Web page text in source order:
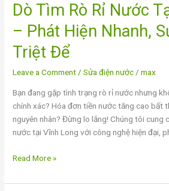
Dò Tìm Rò Rỉ Nước
– Phát Hiện Nhanh,
Triệt Để
Leave a Comment /Sửa điện nước /max
Bạn đang gặp tình trạng rò rỉ nước nhưng
chính xác? Hóa đơn tiền nước tăng cao bất
nguyên nhân? Đừng lo lắng! Chúng tôi cung
nước tại Vĩnh Long với công nghệ hiện đại,
Hiện
Nhanh,
Chữa
Read More »